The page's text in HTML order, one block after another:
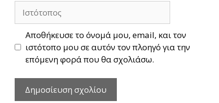
Ιστότοπος
Αποθήκευσε το όνομά μου, email, και τον
ιστότοπο μου σε αυτόν τον πλοηγό για την
επόμενη φορά που θα σχολιάσω.